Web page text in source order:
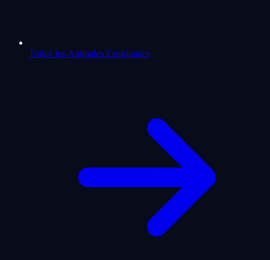
Todos los Animales Espirituales